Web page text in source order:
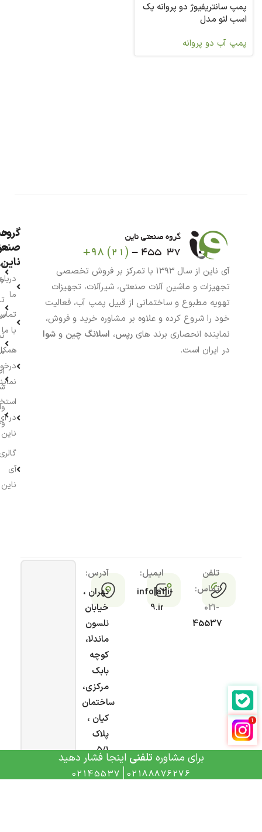
پمپ سانتریفیوژ دو پروانه یک
اسب لئو مدل
پمپ آب دو پروانه
آی ناین از سال ۱۳۹۳ با تمرکز بر فروش تخصصی
تجهیزات و ماشین آلات صنعتی، شیرآلات، تجهیزات
تهویه مطبوع و ساختمانی از قبیل پمپ آب، فعالیت
خود را شروع کرده و علاوه بر مشاوره خرید و فروش،
نماینده انحصاری برند های رپس، اسلانگ چین و شوا
در ایران است.
گروه
ناین
ما
با ما
در
ناین
آی
ناین
تلفن
تماس:
021-
45537
ایمیل:
info[at]i-
9.ir
آدرس:
تهران ،
خیابان
نلسون
ماندلا،
کوچه
بابک
مرکزی،
ساختمان
کیان ،
پلاک
۵/۱
تمامی حقوق این سایت محفوظ و متعلق بهآی ناینمی
برای مشاوره تلفنی اینجا فشار دهید
02145537 02188876276